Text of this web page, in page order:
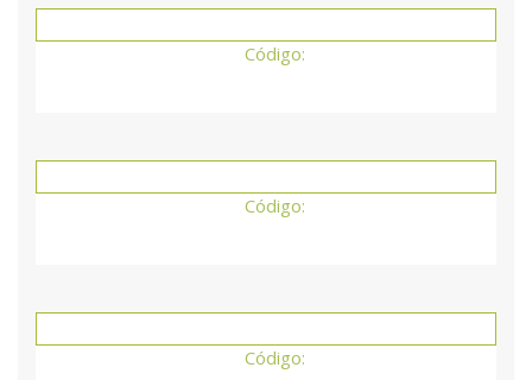
Código:
Código:
Código: